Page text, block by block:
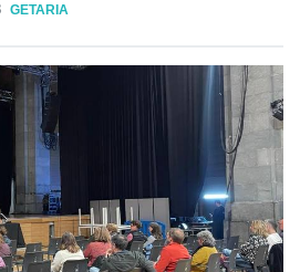
GETARIA